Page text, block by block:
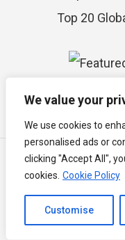
We value your
We use cookies to
personalised ads or
clicking "Accept All",
cookies. Cookie Policy
Customise
Top 20
All prices in
All price above will
pada
Open chaty